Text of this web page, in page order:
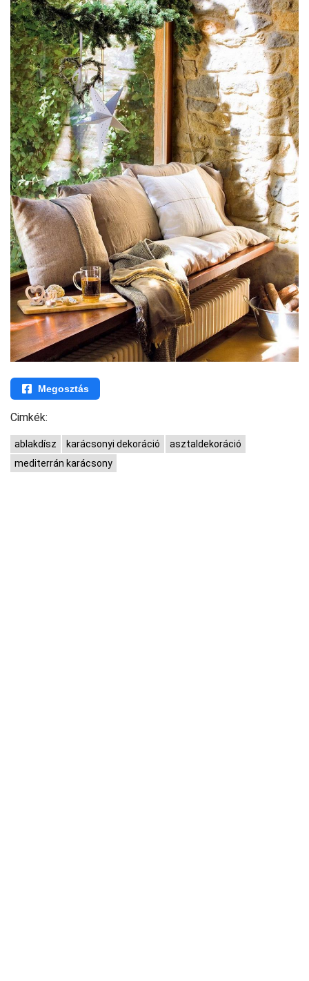
Megosztás
Cimkék:
ablakdísz karácsonyi dekoráció
asztaldekoráció
mediterrán karácsony